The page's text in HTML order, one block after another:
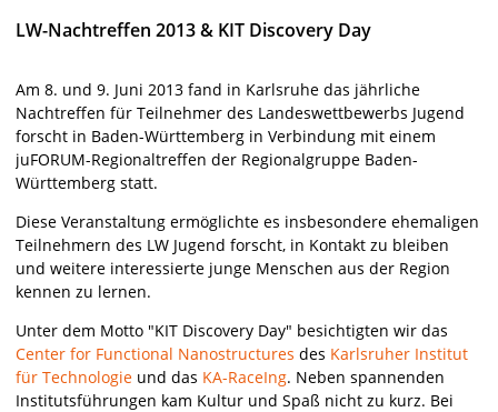
LW-Nachtreffen 2013 & KIT Discovery Day
Am 8. und 9. Juni 2013 fand in Karlsruhe das jährliche
Nachtreffen für Teilnehmer des Landeswettbewerbs Jugend
forscht in Baden-Württemberg in Verbindung mit einem
juFORUM-Regionaltreffen der Regionalgruppe Baden-
Württemberg statt.
Diese Veranstaltung ermöglichte es insbesondere ehemaligen
Teilnehmern des LW Jugend forscht, in Kontakt zu bleiben
und weitere interessierte junge Menschen aus der Region
kennen zu lernen.
Unter dem Motto "KIT Discovery Day" besichtigten wir das
Center for Functional Nanostructures des Karlsruher Institut
für Technologie und das KA-RaceIng. Neben spannenden
Institutsführungen kam Kultur und Spaß nicht zu kurz. Bei